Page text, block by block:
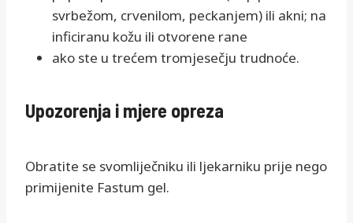
svrbežom, crvenilom, peckanjem) ili akni; na
inficiranu kožu ili otvorene rane
ako ste u trećem tromjesečju trudnoće.
Upozorenja i mjere opreza
Obratite se svomliječniku ili ljekarniku prije nego
primijenite Fastum gel.